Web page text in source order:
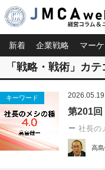
新着 企業戦略 マー
「戦略・戦術」カ
キーワード 2026.05.19
第201
社長の
高